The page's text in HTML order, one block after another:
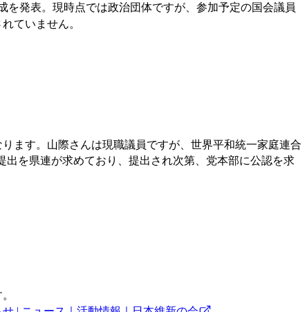
発表。現時点では政治団体ですが、参加予定の国会議員
ていません。
ます。山際さんは現職議員ですが、世界平和統一家庭連合
を県連が求めており、提出され次第、党本部に公認を求